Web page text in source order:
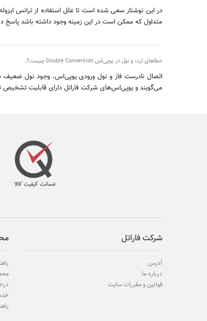
متداول که ممکن است در این زمینه وجود داشته باشد پاسخ
خطاهای ارت و نول در یوپی‌اس Double Conversion چیست؟ ,
می‌گویند و یوپی‌اس‌های شرکت فاراتل دارای قابلیت تشخیص
شرکت فاراتل
آدرس
درباره ما
قوانین و مقررات سایت